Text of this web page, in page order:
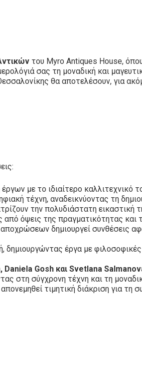
του Myro Antiques House,
σας τη μοναδική και
θα αποτελέσουν, για
με το ιδιαίτερο καλλιτεχνικό
τέχνη, αναδεικνύοντας τη
την πολυδιάστατη εικαστική
από όψεις της πραγματικότητας
δημιουργεί συνθέσεις
δημιουργώντας έργα με φιλοσοφικές
Gosh και Svetlana
στη σύγχρονη τέχνη και τη
τιμητική διάκριση για τη